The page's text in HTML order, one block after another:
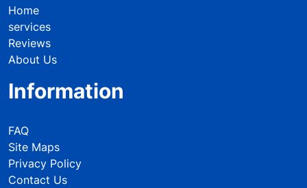
Home
services
Reviews
About Us
Information
FAQ
Site Maps
Privacy Policy
Contact Us